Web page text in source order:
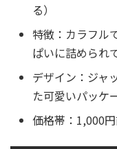
る）
特徴：カラフル
ぱいに詰められ
デザイン：ジャ
た可愛いパッケ
価格帯：1,000